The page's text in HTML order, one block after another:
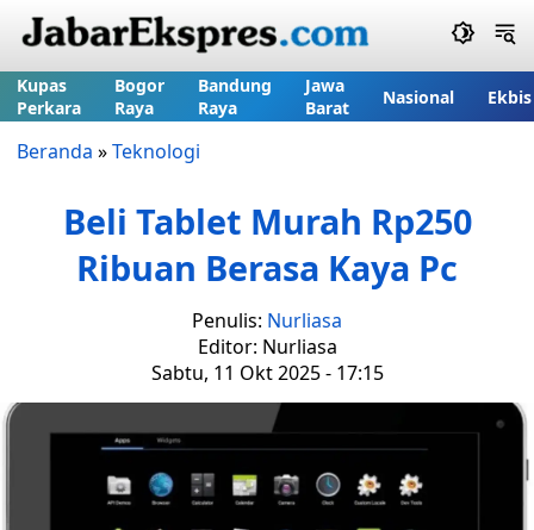
Kupas
Perkara
Bogor
Raya
Bandung
Raya
Jawa
Barat
Nasional Ekbis
Beranda »Teknologi
Beli Tablet Murah Rp250
Ribuan Berasa Kaya Pc
Penulis: Nurliasa
Editor: Nurliasa
Sabtu, 11 Okt 2025 - 17:15